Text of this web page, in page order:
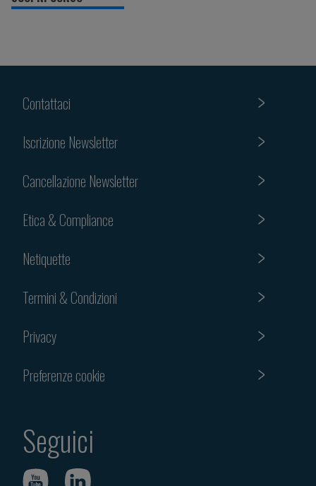
Contattaci
Iscrizione Newsletter
Cancellazione Newsletter
Etica & Compliance
Netiquette
Termini & Condizioni
Privacy
Preferenze cookie
Seguici